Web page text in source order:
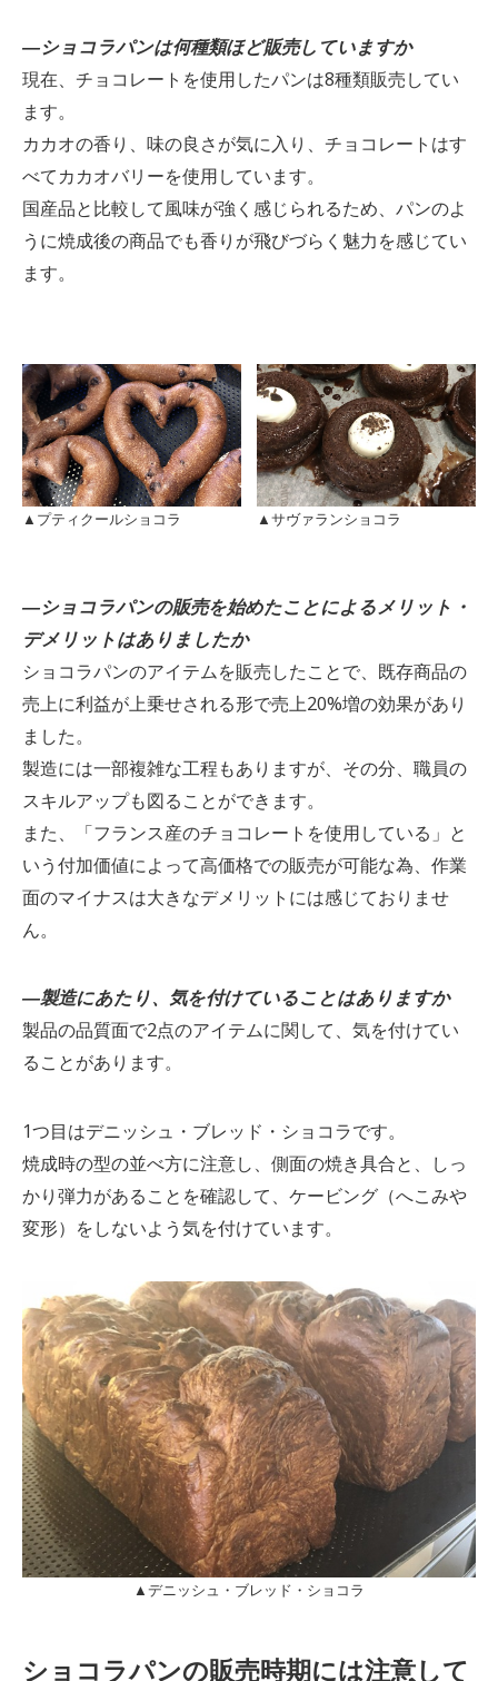
―ショコラパンは何種類ほど販売していますか
現在、チョコレートを使用したパンは8種類販売してい
ます。
カカオの香り、味の良さが気に入り、チョコレートはす
べてカカオバリーを使用しています。
国産品と比較して風味が強く感じられるため、パンのよ
うに焼成後の商品でも香りが飛びづらく魅力を感じてい
ます。
▲プティクールショコラ ▲サヴァランショコラ
―ショコラパンの販売を始めたことによるメリット・
デメリットはありましたか
ショコラパンのアイテムを販売したことで、既存商品の
売上に利益が上乗せされる形で売上20%増の効果があり
ました。
製造には一部複雑な工程もありますが、その分、職員の
スキルアップも図ることができます。
また、「フランス産のチョコレートを使用している」と
いう付加価値によって高価格での販売が可能な為、作業
面のマイナスは大きなデメリットには感じておりませ
ん。
―製造にあたり、気を付けていることはありますか
製品の品質面で2点のアイテムに関して、気を付けてい
ることがあります。
1つ目はデニッシュ・ブレッド・ショコラです。
焼成時の型の並べ方に注意し、側面の焼き具合と、しっ
かり弾力があることを確認して、ケービング（へこみや
変形）をしないよう気を付けています。
▲デニッシュ・ブレッド・ショコラ
ショコラパンの販売時期には注意して